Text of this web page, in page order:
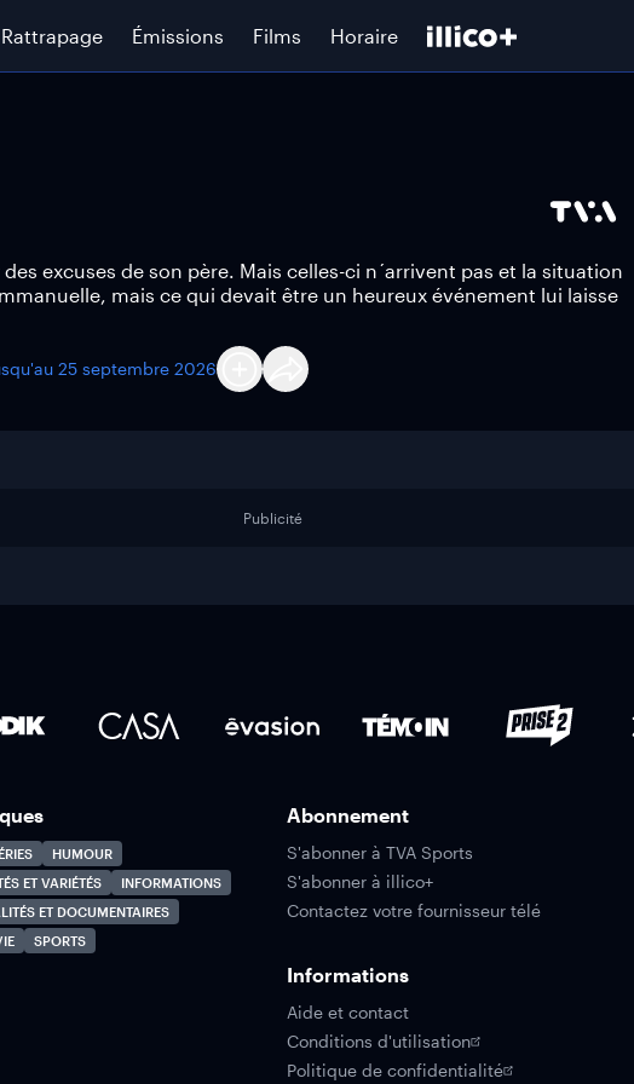
Rattrapage Émissions Films Horaire
excuses de son père. Mais celles-ci n´arrivent pas et la situation
mais ce qui devait être un heureux événement lui laisse
25 septembre 2026
Publicité
HUMOUR
ET VARIÉTÉS
INFORMATIONS
ET DOCUMENTAIRES
SPORTS
Abonnement
S'abonner à TVA Sports
S'abonner à illico+
Contactez votre fournisseur télé
Informations
Aide et contact
Conditions d'utilisation
Politique de confidentialité